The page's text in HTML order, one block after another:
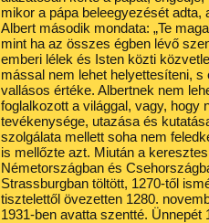
mikor a pápa beleegyezését adta,
Albert második mondata: „Te
mint ha az összes égben lévő
emberi lélek és Isten közti
mással nem lehet helyettesíteni,
vallásos értéke. Albertnek nem
foglalkozott a világgal, vagy, hogy
tevékenysége, utazása és
szolgálata mellett soha nem
is mellőzte azt. Miután a
Németországban és
Strassburgban töltött, 1270-től
tisztelettől övezetten 1280.
1931-ben avatta szentté.